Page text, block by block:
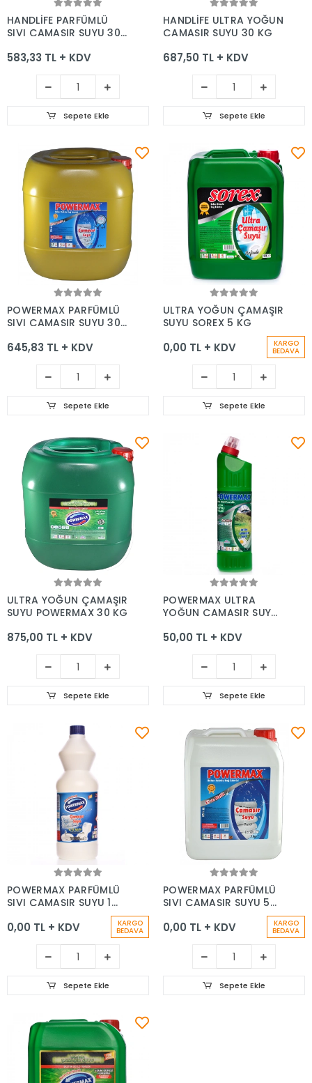
Sepete Ekle
HANDLİFE PARFÜMLÜ
SIVI ÇAMAŞIR SUYU 30
583,33 TL + KDV
Sepete Ekle
Sepete Ekle
HANDLİFE ULTRA YOĞUN
ÇAMAŞIR SUYU 30 KG
687,50 TL + KDV
Sepete Ekle
Sepete Ekle
POWERMAX PARFÜMLÜ
SIVI ÇAMAŞIR SUYU 30
645,83 TL + KDV
Sepete Ekle
Sepete Ekle
ULTRA YOĞUN ÇAMAŞIR
SUYU SOREX 5 KG
0,00 TL + KDV KARGO
BEDAVA
Sepete Ekle
Sepete Ekle
ULTRA YOĞUN ÇAMAŞIR
SUYU POWERMAX 30 KG
875,00 TL + KDV
Sepete Ekle
Sepete Ekle
POWERMAX ULTRA
YOĞUN ÇAMAŞIR SUYU
50,00 TL + KDV
Sepete Ekle
Sepete Ekle
POWERMAX PARFÜMLÜ
SIVI ÇAMAŞIR SUYU 1
0,00 TL + KDV KARGO
BEDAVA
Sepete Ekle
Sepete Ekle
POWERMAX PARFÜMLÜ
SIVI ÇAMAŞIR SUYU 5
0,00 TL + KDV KARGO
BEDAVA
Sepete Ekle